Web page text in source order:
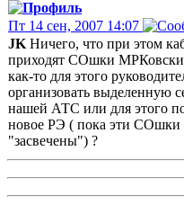
Пт 14 сен, 2007 14:07
JK Ничего, что при этом
приходят СОшки
как-то для этого
организовать выделенную
нашей АТС или для этого
новое РЭ ( пока эти СОшки
"засвечены") ?